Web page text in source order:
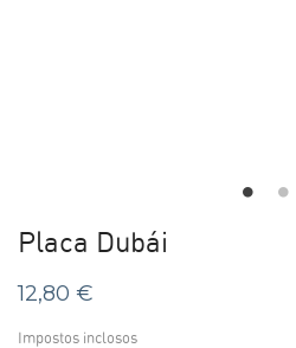
Placa Dubái
12,80 €
Impostos inclosos